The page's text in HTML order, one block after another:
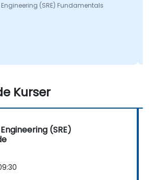
(SRE) Fundamentals
Kurser
(SRE)